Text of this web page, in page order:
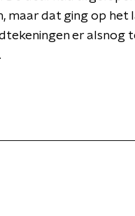
maar dat ging op het
er alsnog